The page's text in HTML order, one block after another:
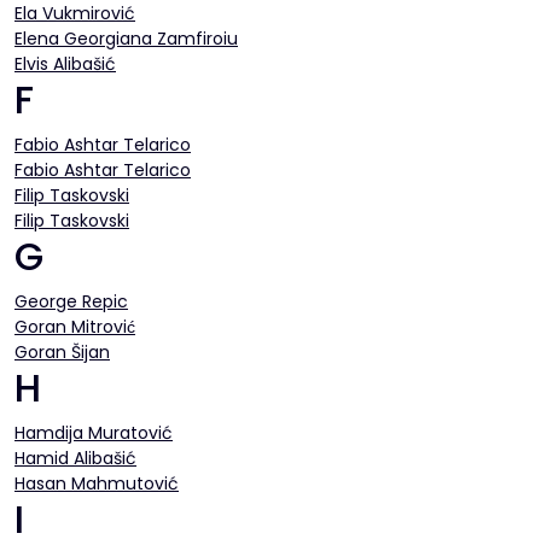
Ela Vukmirović
Elena Georgiana Zamfiroiu
Elvis Alibašić
F
Fabio Ashtar Telarico
Fabio Ashtar Telarico
Filip Taskovski
Filip Taskovski
G
George Repic
Goran Mitrović
Goran Šijan
H
Hamdija Muratović
Hamid Alibašić
Hasan Mahmutović
I